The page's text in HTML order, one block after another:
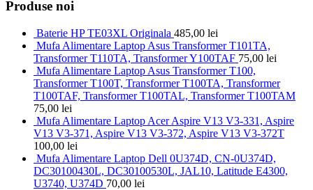
Produse noi
Baterie HP TE03XL Originala 485,00 lei
Mufa Alimentare Laptop Asus Transformer T101TA,
Transformer T110TA, Transformer Y100TAF 75,00 lei
Mufa Alimentare Laptop Asus Transformer T100,
Transformer T100T, Transformer T100TA, Transformer
T100TAF, Transformer T100TAL, Transformer T100TAM
75,00 lei
Mufa Alimentare Laptop Acer Aspire V13 V3-331, Aspire
V13 V3-371, Aspire V13 V3-372, Aspire V13 V3-372T
100,00 lei
Mufa Alimentare Laptop Dell 0U374D, CN-0U374D,
DC30100430L, DC30100530L, JAL10, Latitude E4300,
U3740, U374D 70,00 lei